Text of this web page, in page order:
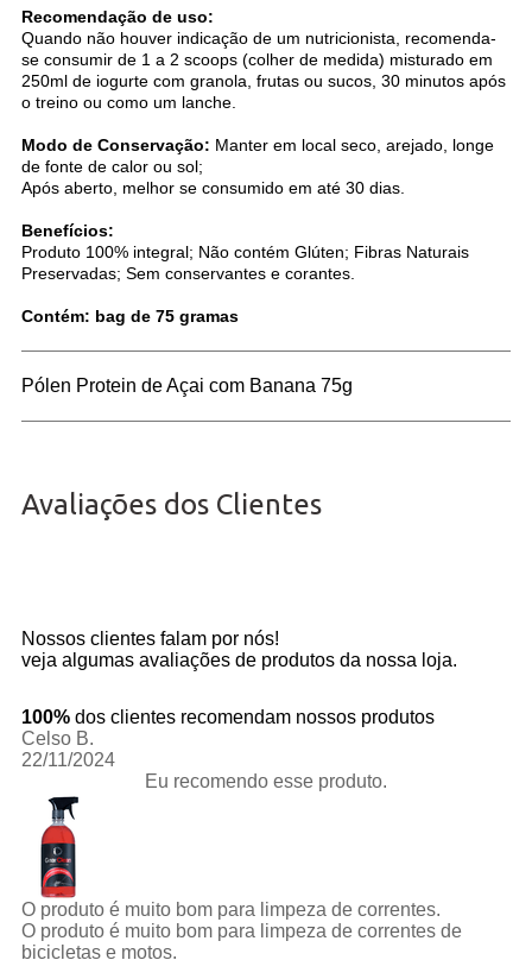
Recomendação de uso:
Quando não houver indicação de um nutricionista, recomenda-
se consumir de 1 a 2 scoops (colher de medida) misturado em
250ml de iogurte com granola, frutas ou sucos, 30 minutos após
o treino ou como um lanche.
Modo de Conservação: Manter em local seco, arejado, longe
de fonte de calor ou sol;
Após aberto, melhor se consumido em até 30 dias.
Benefícios:
Produto 100% integral; Não contém Glúten; Fibras Naturais
Preservadas; Sem conservantes e corantes.
Contém: bag de 75 gramas
Pólen Protein de Açai com Banana 75g
Avaliações dos Clientes
Nossos clientes falam por nós!
veja algumas avaliações de produtos da nossa loja.
100% dos clientes recomendam nossos produtos
Celso B.
22/11/2024
Eu recomendo esse produto.
O produto é muito bom para limpeza de correntes.
O produto é muito bom para limpeza de correntes de
bicicletas e motos.